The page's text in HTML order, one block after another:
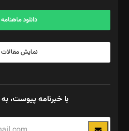
آگهی و مشترکین: ۰۹۱۹۹۹۹۰۴۵۴
دانلود ماهنامه
نمایش مقالات
با خبرنامه پیوست، به